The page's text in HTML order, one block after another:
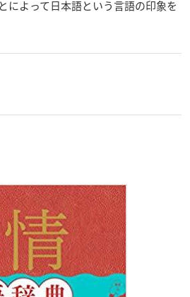
によって日本語という言語の印象を